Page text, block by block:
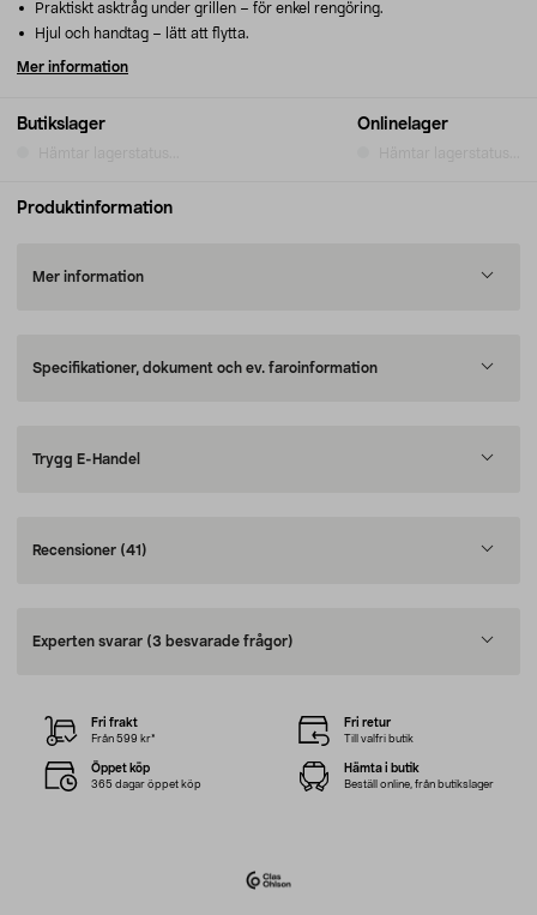
Butikslager Onlinelager
Praktiskt asktråg under grillen – för enkel rengöring.
Hjul och handtag – lätt att flytta.
Mer information
Produktinformation
Mer information
Specifikationer, dokument och ev. faroinformation
Trygg E-Handel
Recensioner (41)
Experten svarar (3 besvarade frågor)
Fri frakt
Från 599 kr*
Fri retur
Till valfri butik
Öppet köp
365 dagar öppet köp
Hämta i butik
Beställ online, från butikslager